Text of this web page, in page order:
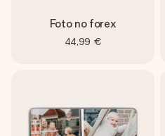
Foto no forex
44,99 €